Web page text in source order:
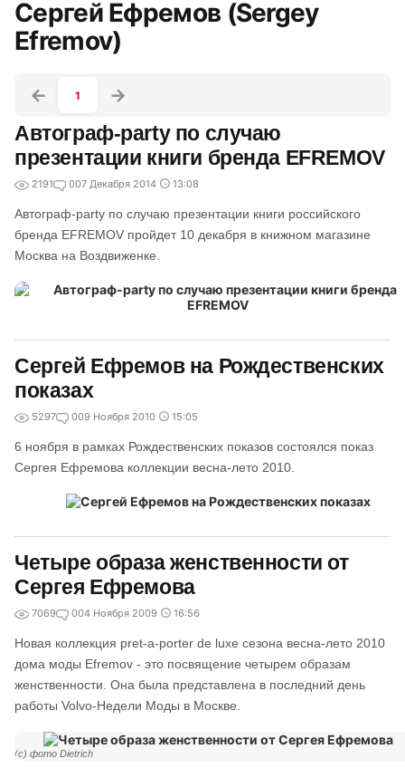
Сергей Ефремов (Sergey
Efremov)
1
Автограф-party по случаю
презентации книги бренда EFREMOV
2191 007 Декабря 2014 13:08
Автограф-party по случаю презентации книги российского
бренда EFREMOV пройдет 10 декабря в книжном магазине
Москва на Воздвиженке.
Сергей Ефремов на Рождественских
показах
5297 009 Ноября 2010 15:05
6 ноября в рамках Рождественских показов состоялся показ
Сергея Ефремова коллекции весна-лето 2010.
Четыре образа женственности от
Сергея Ефремова
7069 004 Ноября 2009 16:56
Новая коллекция pret-a-porter de luxe сезона весна-лето 2010
дома моды Efremov - это посвящение четырем образам
женственности. Она была представлена в последний день
работы Volvo-Недели Моды в Москве.
(c) фото Dietrich